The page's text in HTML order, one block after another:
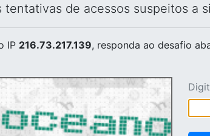
tentativas de acessos suspeitos a
IP 216.73.217.139, responda ao desafio